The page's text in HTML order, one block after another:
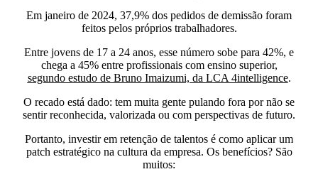
Em janeiro de 2024, 37,9% dos pedidos de demissão foram
feitos pelos próprios trabalhadores.
Entre jovens de 17 a 24 anos, esse número sobe para 42%, e
chega a 45% entre profissionais com ensino superior,
segundo estudo de Bruno Imaizumi, da LCA 4intelligence.
O recado está dado: tem muita gente pulando fora por não se
sentir reconhecida, valorizada ou com perspectivas de futuro.
Portanto, investir em retenção de talentos é como aplicar um
patch estratégico na cultura da empresa. Os benefícios? São
muitos: